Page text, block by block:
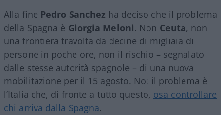
Alla fine Pedro Sanchez ha deciso che il problema
della Spagna è Giorgia Meloni. Non Ceuta, non
una frontiera travolta da decine di migliaia di
persone in poche ore, non il rischio – segnalato
dalle stesse autorità spagnole – di una nuova
mobilitazione per il 15 agosto. No: il problema è
l’Italia che, di fronte a tutto questo, osa controllare
chi arriva dalla Spagna.